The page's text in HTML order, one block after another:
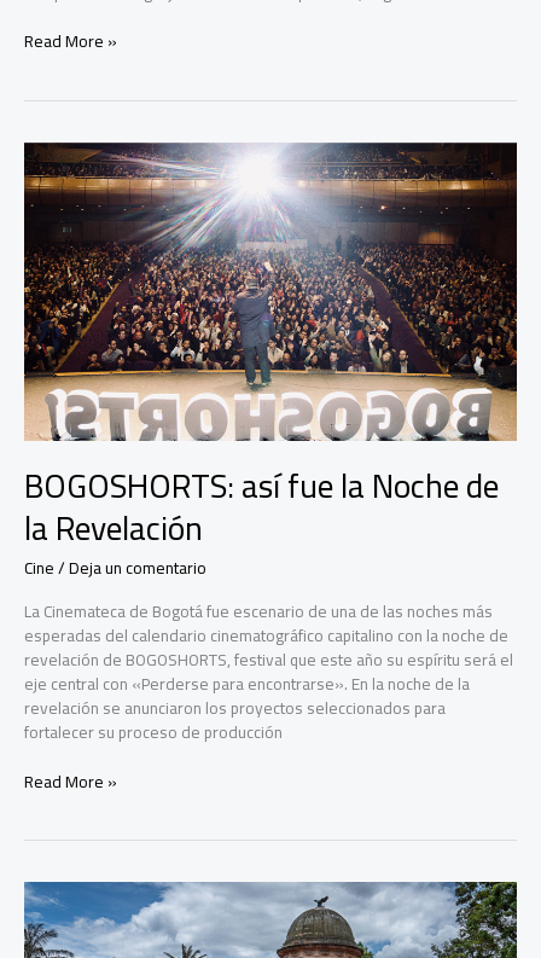
la
Bogotá
celebra
Novembre
numérique
2025
Read More »
BOGOSHORTS: así fue la Noche de
la Revelación
Cine/Deja un comentario
La Cinemateca de Bogotá fue escenario de una de las noches más
esperadas del calendario cinematográfico capitalino con la noche de
revelación de BOGOSHORTS, festival que este año su espíritu será el
eje central con «Perderse para encontrarse». En la noche de la
revelación se anunciaron los proyectos seleccionados para
fortalecer su proceso de producción
BOGOSHORTS:
Noche
de
la
Revelación
Read More »